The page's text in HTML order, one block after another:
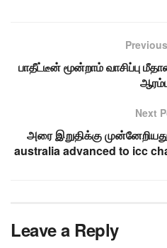
பாதீட்டீன் மூன்றாம் வாசிப்பு
Next
அரை இறுதிக்கு
australia advanced to icc
Leave a Reply